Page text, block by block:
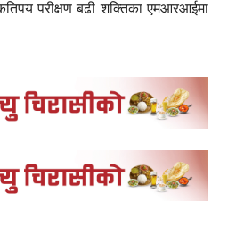
परीक्षण बढी शक्तिका एमआरआईमा